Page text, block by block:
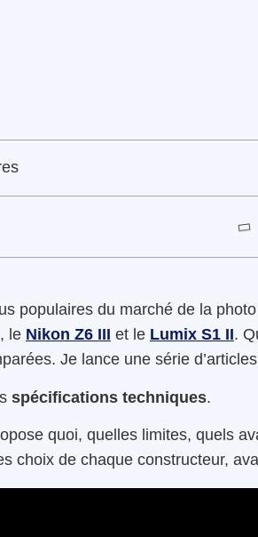
populaires du marché de la
, le Nikon Z6 III et le Lumix S1 II.
Je lance une série
spécifications techniques.
quoi, quelles limites, quels
choix de chaque constructeur,